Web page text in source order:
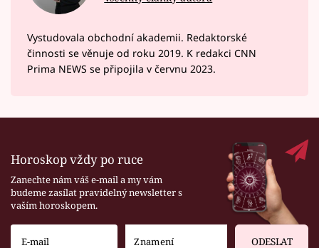
Vystudovala obchodní akademii. Redaktorské
činnosti se věnuje od roku 2019. K redakci CNN
Prima NEWS se připojila v červnu 2023.
Horoskop vždy po ruce
Zanechte nám váš e-mail a my vám
budeme zasílat pravidelný newsletter s
vaším horoskopem.
ODESLAT